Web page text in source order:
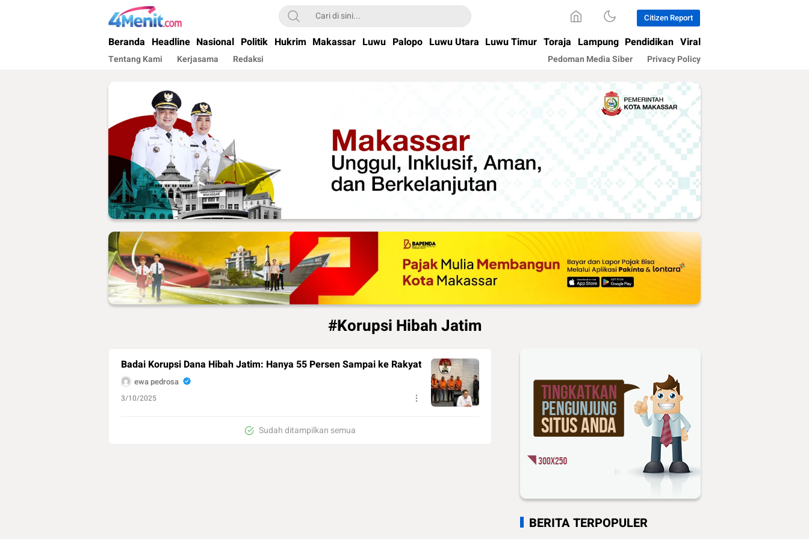
4menit.com
Mengungkap Kisah, Setiap Hari
Citizen Report
Beranda Headline Nasional Politik Hukrim Makassar Luwu Palopo Luwu Utara Luwu Timur Toraja Lampung Pendidikan Viral
Tentang Kami Kerjasama Redaksi Pedoman Media Siber Privacy Policy
#Korupsi Hibah Jatim
Badai Korupsi Dana Hibah Jatim: Hanya 55 Persen Sampai ke Rakyat
ewa pedrosa
3/10/2025
Sudah ditampilkan semua
BERITA TERPOPULER